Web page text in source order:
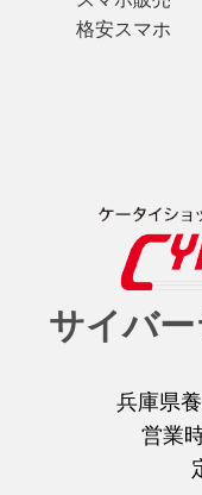
格安スマホ
サイバ
兵庫県
営業